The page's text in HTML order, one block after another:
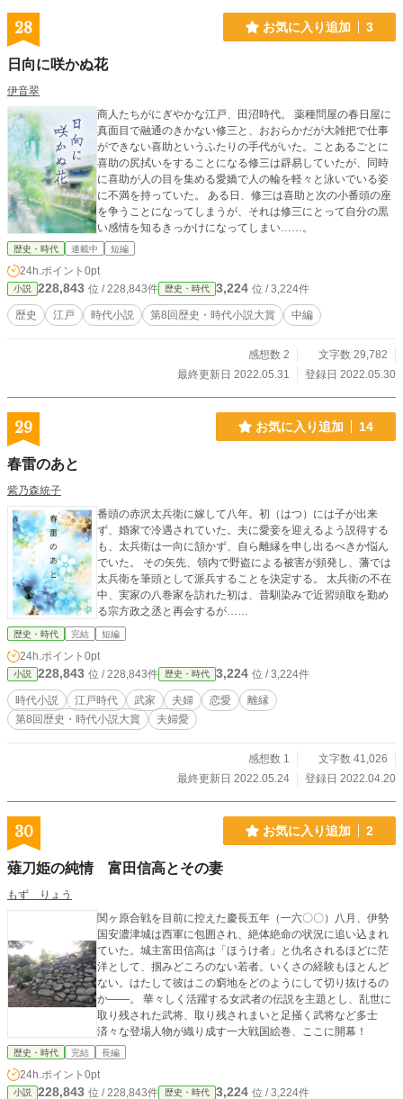
28 お気に入り追加 3
日向に咲かぬ花
伊音翠
商人たちがにぎやかな江戸、田沼時代。 薬種問屋の春日屋に
真面目で融通のきかない修三と、おおらかだが大雑把で仕事
ができない喜助というふたりの手代がいた。ことあるごとに
喜助の尻拭いをすることになる修三は辟易していたが、同時
に喜助が人の目を集める愛嬌で人の輪を軽々と泳いでいる姿
に不満を持っていた。 ある日、修三は喜助と次の小番頭の座
を争うことになってしまうが、それは修三にとって自分の黒
い感情を知るきっかけになってしまい……。
歴史・時代 連載中 短編
24h.ポイント 0pt
小説 228,843 位 / 228,843件 歴史・時代 3,224 位 / 3,224件
歴史 江戸 時代小説 第8回歴史・時代小説大賞 中編
感想数 2
文字数 29,782
最終更新日 2022.05.31
登録日 2022.05.30
29 お気に入り追加 14
春雷のあと
紫乃森統子
番頭の赤沢太兵衛に嫁して八年。初（はつ）には子が出来
ず、婚家で冷遇されていた。夫に愛妾を迎えるよう説得する
も、太兵衛は一向に頷かず、自ら離縁を申し出るべきか悩ん
でいた。 その矢先、領内で野盗による被害が頻発し、藩では
太兵衛を筆頭として派兵することを決定する。 太兵衛の不在
中、実家の八巻家を訪れた初は、昔馴染みで近習頭取を勤め
る宗方政之丞と再会するが……
歴史・時代 完結 短編
24h.ポイント 0pt
小説 228,843 位 / 228,843件 歴史・時代 3,224 位 / 3,224件
時代小説 江戸時代 武家 夫婦 恋愛
離縁
第8回歴史・時代小説大賞
夫婦愛
感想数 1
文字数 41,026
最終更新日 2022.05.24
登録日 2022.04.20
30 お気に入り追加 2
薙刀姫の純情 富田信高とその妻
もず りょう
関ヶ原合戦を目前に控えた慶長五年（一六〇〇）八月、伊勢
国安濃津城は西軍に包囲され、絶体絶命の状況に追い込まれ
ていた。城主富田信高は「ほうけ者」と仇名されるほどに茫
洋として、掴みどころのない若者。いくさの経験もほとんど
ない。はたして彼はこの窮地をどのようにして切り抜けるの
か――。 華々しく活躍する女武者の伝説を主題とし、乱世に
取り残された武将、取り残されまいと足掻く武将など多士
済々な登場人物が織り成す一大戦国絵巻、ここに開幕！
歴史・時代 完結 長編
24h.ポイント 0pt
小説 228,843 位 / 228,843件 歴史・時代 3,224 位 / 3,224件